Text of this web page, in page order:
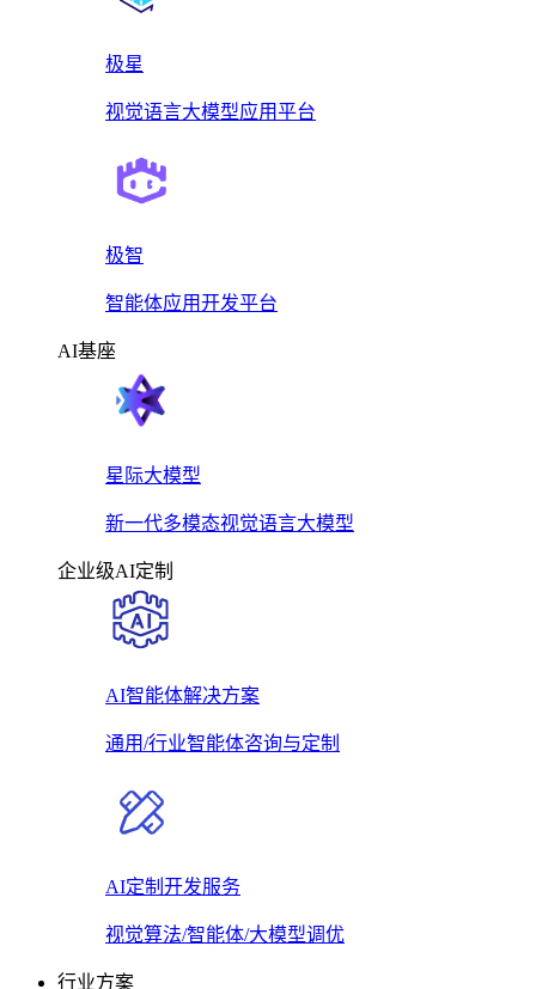
极星
视觉语言大模型应用平台
极智
智能体应用开发平台
AI基座
星际大模型
新一代多模态视觉语言大模型
企业级AI定制
AI智能体解决方案
通用/行业智能体咨询与定制
AI定制开发服务
视觉算法/智能体/大模型调优
行业方案